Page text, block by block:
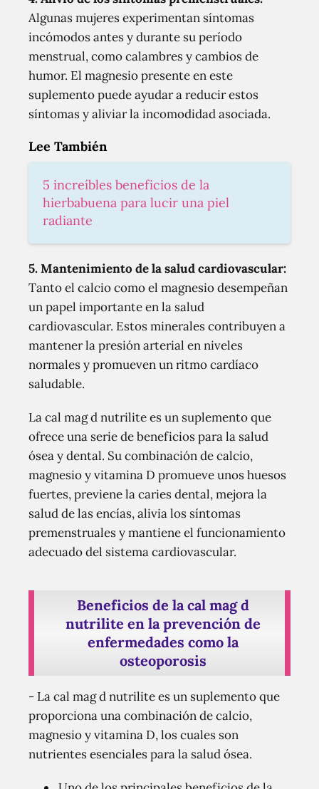
Algunas mujeres experimentan síntomas
incómodos antes y durante su período
menstrual, como calambres y cambios de
humor. El magnesio presente en este
suplemento puede ayudar a reducir estos
síntomas y aliviar la incomodidad asociada.
Lee También
5 increíbles beneficios de la
hierbabuena para lucir una piel
radiante
5. Mantenimiento de la salud cardiovascular:
Tanto el calcio como el magnesio desempeñan
un papel importante en la salud
cardiovascular. Estos minerales contribuyen a
mantener la presión arterial en niveles
normales y promueven un ritmo cardíaco
saludable.
La cal mag d nutrilite es un suplemento que
ofrece una serie de beneficios para la salud
ósea y dental. Su combinación de calcio,
magnesio y vitamina D promueve unos huesos
fuertes, previene la caries dental, mejora la
salud de las encías, alivia los síntomas
premenstruales y mantiene el funcionamiento
adecuado del sistema cardiovascular.
Beneficios de la cal mag d
nutrilite en la prevención de
enfermedades como la
osteoporosis
- La cal mag d nutrilite es un suplemento que
proporciona una combinación de calcio,
magnesio y vitamina D, los cuales son
nutrientes esenciales para la salud ósea.